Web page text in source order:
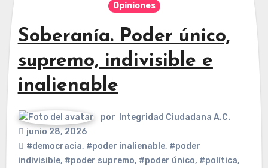
Opiniones
Soberanía. Poder único,
supremo, indivisible e
inalienable
por
Integridad Ciudadana A.C.
junio 28, 2026
#democracia, #poder inalienable, #poder
indivisible, #poder supremo, #poder único, #política,